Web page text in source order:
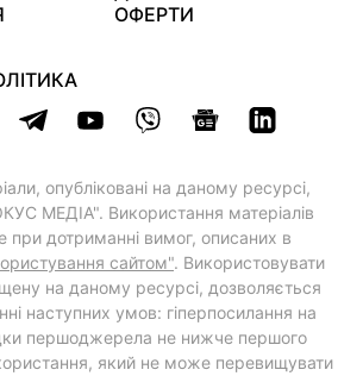
ОФЕРТИ
опубліковані на даному ресурсі,
МЕДІА". Використання матеріалів
при дотриманні вимог, описаних в
сайтом". Використовувати
на даному ресурсі, дозволяється
наступних умов: гіперпосилання на
першоджерела не нижче першого
який не може перевищувати